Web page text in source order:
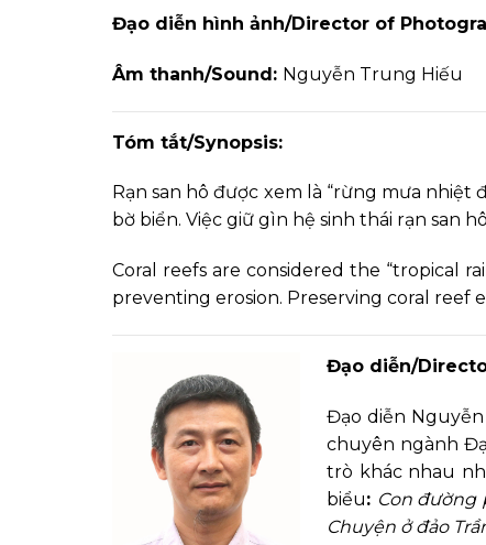
Đạo diễn hình ảnh/Director of
Âm thanh/Sound: Nguyễn Trung Hiếu
Tóm tắt/Synopsis:
Rạn san hô được xem là “rừng mưa nhiệt
bờ biển. Việc giữ gìn hệ sinh thái rạn san
Coral reefs are considered the “tropical
preventing erosion. Preserving coral reef
Đạo diễn/
Đạo diễn Nguyễn
chuyên ngành
trò khác nhau
biểu: Con đường
Chuyện ở đảo